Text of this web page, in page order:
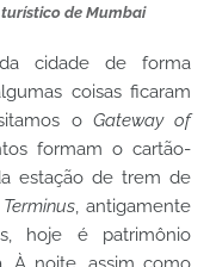
de Mumbai
cidade de forma
coisas ficaram
o Gateway of
formam o cartão-
estação de trem de
, antigamente
hoje é patrimônio